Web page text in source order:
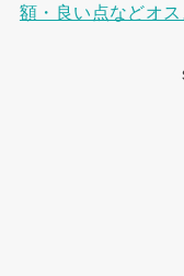
額・良い点などオ